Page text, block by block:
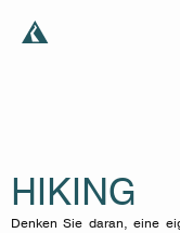
HIKING
Denken Sie daran, eine